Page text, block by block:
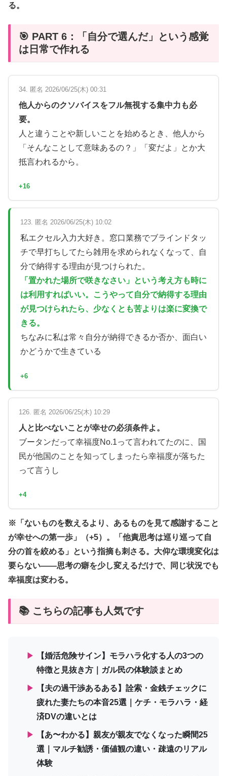
る。
🎯 PART 6：「自分で選んだ」という感覚
は日常で作れる
34. 匿名 2026/06/25(木) 00:31
他人からのクソバイスをフル無視する集中力も必
要。
人と違うことや新しいことを始めるとき、他人から
「そんなことして意味あるの？」「変だよ」とか大
抵言われるから。
+16
123. 匿名 2026/06/25(木) 10:02
私エクセル入力大好き。窓口業務でブラインドタッ
チで早打ちしてたら雑用を求められなくなって、自
分で納得する理由が見つけられた。
「置かれた場所で咲きなさい」という考え方も時に
は利用すればいい。こうやって自分で納得する理由
が見つけられたら、少なくとも苦よりは楽に変換で
きる。
ちなみに私は常々自分が納得できるか否か、面白い
かどうかで生きている
+6
126. 匿名 2026/06/25(木) 10:29
人と比べないことが幸せの必須条件よ。
ブータンだって幸福度No.1って言われてたのに、国
民が他国のことを知ってしまったら幸福度が落ちた
って言うし
+4
※「ないものを数えるより、あるものを見て感謝すること
が幸せへの第一歩」（+5）。「他責思考は巡り巡って自
分の首を絞める」という指摘も刺さる。大仰な環境変化は
要らない——思考の癖を少し変えるだけで、同じ状況でも
幸福度は変わる。
📚 こちらの記事も人気です
▶
【婚活危険サイン】モラハラ化する人の3つの
特徴と見抜き方｜ガル民の体験談まとめ
▶
【夫の過干渉あるある】詮索・金銭チェックに
疲れた妻たちの本音25選｜ケチ・モラハラ・経
済DVの違いとは
▶
【あ〜わかる】親友が親友でなくなった瞬間25
選｜マルチ勧誘・価値観の違い・疎遠のリアル
体験